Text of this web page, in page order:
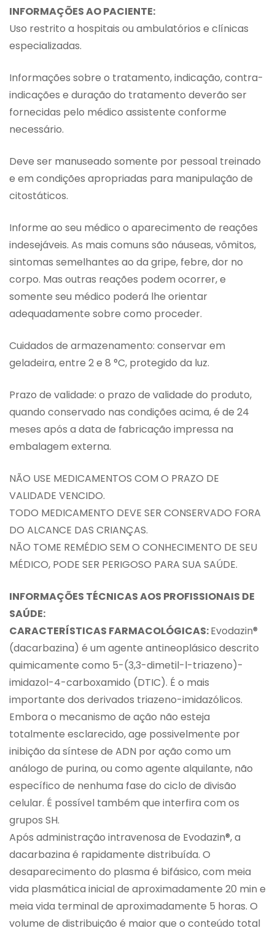
INFORMAÇÕES AO PACIENTE:
Uso restrito a hospitais ou ambulatórios e clínicas
especializadas.
Informações sobre o tratamento, indicação, contra-
indicações e duração do tratamento deverão ser
fornecidas pelo médico assistente conforme
necessário.
Deve ser manuseado somente por pessoal treinado
e em condições apropriadas para manipulação de
citostáticos.
Informe ao seu médico o aparecimento de reações
indesejáveis. As mais comuns são náuseas, vômitos,
sintomas semelhantes ao da gripe, febre, dor no
corpo. Mas outras reações podem ocorrer, e
somente seu médico poderá lhe orientar
adequadamente sobre como proceder.
Cuidados de armazenamento: conservar em
geladeira, entre 2 e 8 °C, protegido da luz.
Prazo de validade: o prazo de validade do produto,
quando conservado nas condições acima, é de 24
meses após a data de fabricação impressa na
embalagem externa.
NÃO USE MEDICAMENTOS COM O PRAZO DE
VALIDADE VENCIDO.
TODO MEDICAMENTO DEVE SER CONSERVADO FORA
DO ALCANCE DAS CRIANÇAS.
NÃO TOME REMÉDIO SEM O CONHECIMENTO DE SEU
MÉDICO, PODE SER PERIGOSO PARA SUA SAÚDE.
INFORMAÇÕES TÉCNICAS AOS PROFISSIONAIS DE
SAÚDE:
CARACTERÍSTICAS FARMACOLÓGICAS:Evodazin®
(dacarbazina) é um agente antineoplásico descrito
quimicamente como 5-(3,3-dimetil-l-triazeno)-
imidazol-4-carboxamido (DTIC). É o mais
importante dos derivados triazeno-imidazólicos.
Embora o mecanismo de ação não esteja
totalmente esclarecido, age possivelmente por
inibição da síntese de ADN por ação como um
análogo de purina, ou como agente alquilante, não
específico de nenhuma fase do ciclo de divisão
celular. É possível também que interfira com os
grupos SH.
Após administração intravenosa de Evodazin®, a
dacarbazina é rapidamente distribuída. O
desaparecimento do plasma é bifásico, com meia
vida plasmática inicial de aproximadamente 20 min e
meia vida terminal de aproximadamente 5 horas. O
volume de distribuição é maior que o conteúdo total